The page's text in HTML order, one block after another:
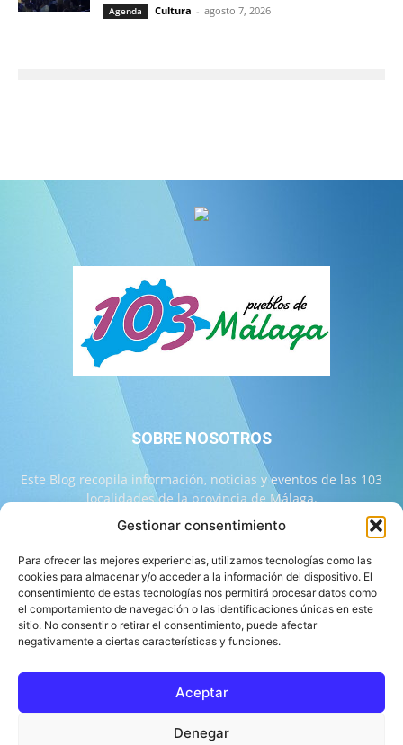
Gestionar consentimiento
Para ofrecer las mejores experiencias, utilizamos tecnologías como las
cookies para almacenar y/o acceder a la información del dispositivo. El
consentimiento de estas tecnologías nos permitirá procesar datos como
el comportamiento de navegación o las identificaciones únicas en este
sitio. No consentir o retirar el consentimiento, puede afectar
negativamente a ciertas características y funciones.
Aceptar
Denegar
Agenda Cultura - agosto 7, 2026
SOBRE NOSOTROS
Este Blog recopila información, noticias y eventos de las 103
localidades de la provincia de Málaga.
Contáctanos: info@103malaga.com
SÍGUENOS
Equipo de 103 Málaga